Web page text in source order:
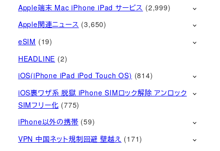
Apple端末 Mac iPhone iPad サービス (2,999)
Apple関連ニュース (3,650)
eSIM (19)
HEADLINE (2)
iOS(iPhone iPad iPod Touch OS) (814)
iOS裏ワザ系 脱獄 iPhone SIMロック解除 アンロック
SIMフリー化 (775)
iPhone以外の携帯 (59)
VPN 中国ネット規制回避 壁越え (171)